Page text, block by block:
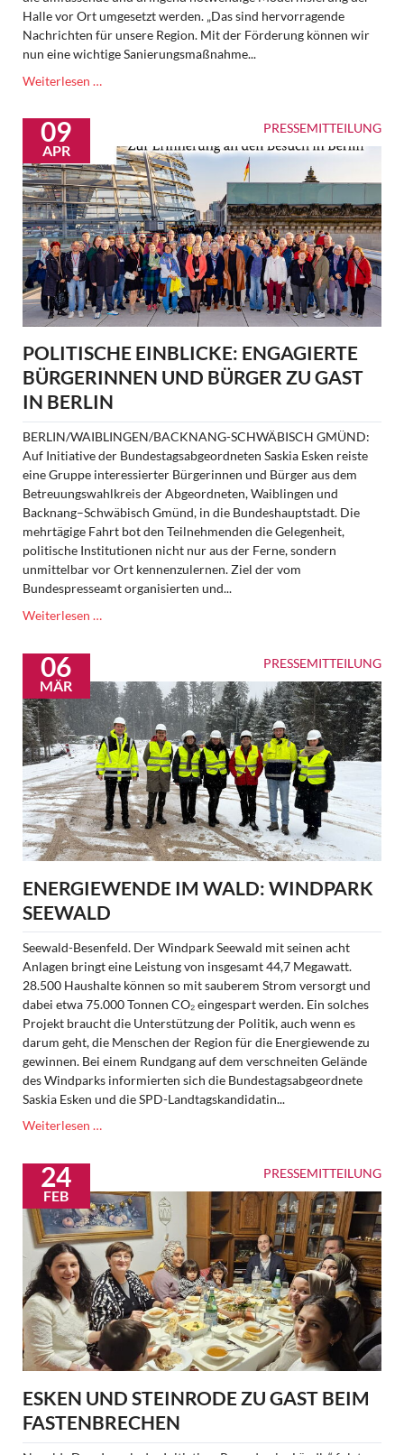
Halle vor Ort umgesetzt werden. „Das sind hervorragende
Nachrichten für unsere Region. Mit der Förderung können wir
nun eine wichtige Sanierungsmaßnahme...
Weiterlesen …
Turnhallen-
Sanierung
-
Fördermittel
bewilligt
PRESSEMITTEILUNG
09
APR
POLITISCHE EINBLICKE: ENGAGIERTE
BÜRGERINNEN UND BÜRGER ZU GAST
IN BERLIN
BERLIN/WAIBLINGEN/BACKNANG-SCHWÄBISCH GMÜND:
Auf Initiative der Bundestagsabgeordneten Saskia Esken reiste
eine Gruppe interessierter Bürgerinnen und Bürger aus dem
Betreuungswahlkreis der Abgeordneten, Waiblingen und
Backnang–Schwäbisch Gmünd, in die Bundeshauptstadt. Die
mehrtägige Fahrt bot den Teilnehmenden die Gelegenheit,
politische Institutionen nicht nur aus der Ferne, sondern
unmittelbar vor Ort kennenzulernen. Ziel der vom
Bundespresseamt organisierten und...
Weiterlesen …
und
Bürger
zu
Gast
in
Berlin
PRESSEMITTEILUNG
06
MÄR
ENERGIEWENDE IM WALD: WINDPARK
SEEWALD
Seewald-Besenfeld. Der Windpark Seewald mit seinen acht
Anlagen bringt eine Leistung von insgesamt 44,7 Megawatt.
28.500 Haushalte können so mit sauberem Strom versorgt und
dabei etwa 75.000 Tonnen CO₂ eingespart werden. Ein solches
Projekt braucht die Unterstützung der Politik, auch wenn es
darum geht, die Menschen der Region für die Energiewende zu
gewinnen. Bei einem Rundgang auf dem verschneiten Gelände
des Windparks informierten sich die Bundestagsabgeordnete
Saskia Esken und die SPD-Landtagskandidatin...
Weiterlesen …Energiewende
Seewald
PRESSEMITTEILUNG
24
FEB
ESKEN UND STEINRODE ZU GAST BEIM
FASTENBRECHEN